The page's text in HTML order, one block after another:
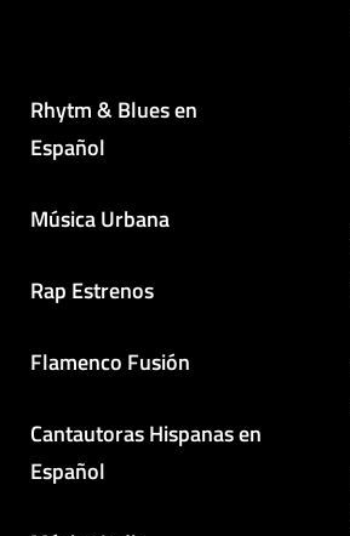
Rhytm & Blues en
Español
Música Urbana
Rap Estrenos
Flamenco Fusión
Cantautoras Hispanas en
Español